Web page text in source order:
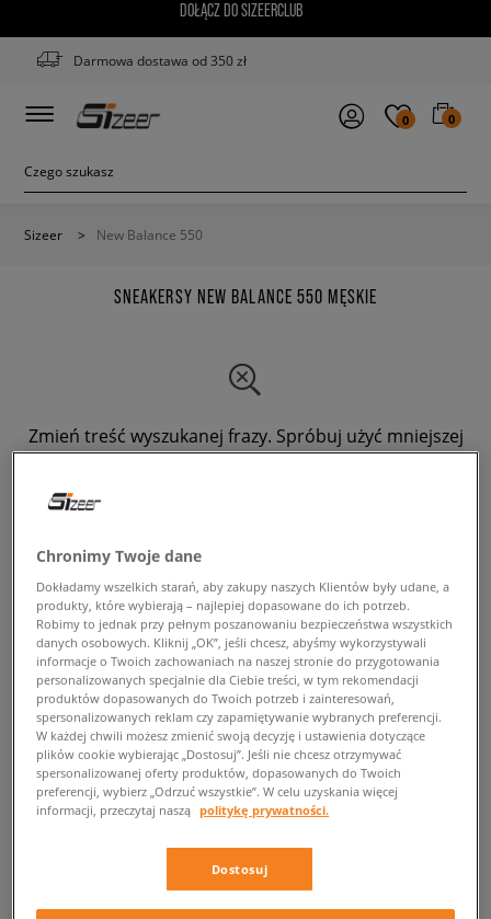
DOŁĄCZ DO SIZEERCLUB
Darmowa dostawa od 350 zł
0 0
Sizeer > New Balance 550
SNEAKERSY NEW BALANCE 550 MĘSKIE
Zmień treść wyszukanej frazy. Spróbuj użyć mniejszej
ilości filtrów.
Aktualnie przeglądasz: Sneakersy New Balance 550 męskie. Liczba
dostępnych modeli: 0
Sneakersy New Balance 550 męskie
w Sizeer
Miejski wszedł na nowy poziom! Odkryj męskie buty New Balance 550
które są prawdziwą definicją streetwearowego vibe’u. Ich unikalny
uwagę zarówno sneakerheadów, jak i modowych influencerów.
Wykonane z wysokiej jakości materiałów kicksy, zapewniają nie tylko
Chronimy Twoje dane
Dokładamy wszelkich starań, aby zakupy naszych Klientów były udane, a
produkty, które wybierają – najlepiej dopasowane do ich potrzeb.
Robimy to jednak przy pełnym poszanowaniu bezpieczeństwa wszystkich
danych osobowych. Kliknij „OK”, jeśli chcesz, abyśmy wykorzystywali
informacje o Twoich zachowaniach na naszej stronie do przygotowania
personalizowanych specjalnie dla Ciebie treści, w tym rekomendacji
produktów dopasowanych do Twoich potrzeb i zainteresowań,
spersonalizowanych reklam czy zapamiętywanie wybranych preferencji.
W każdej chwili możesz zmienić swoją decyzję i ustawienia dotyczące
plików cookie wybierając „Dostosuj”. Jeśli nie chcesz otrzymywać
spersonalizowanej oferty produktów, dopasowanych do Twoich
preferencji, wybierz „Odrzuć wszystkie”. W celu uzyskania więcej
informacji, przeczytaj naszą politykę prywatności.
Dostosuj